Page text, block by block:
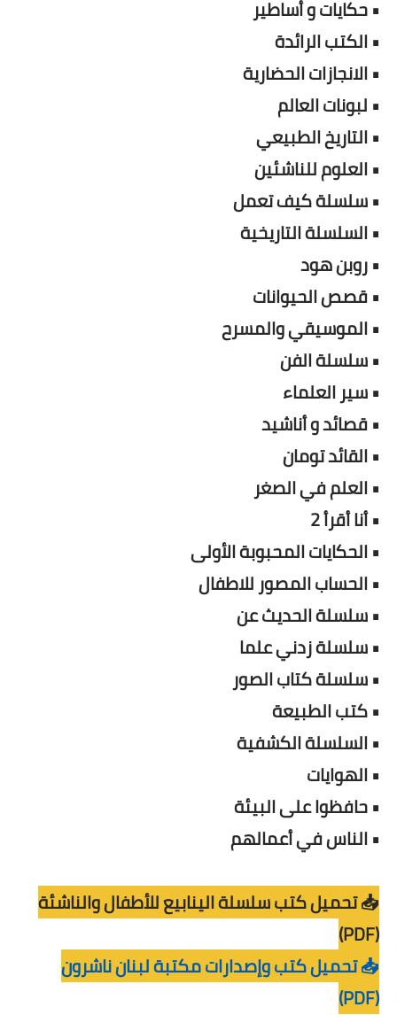
• حكايات و أساطير
• الكتب الرائدة
• الانجازات الحضارية
• لبونات العالم
• التاريخ الطبيعي
• العلوم للناشئين
• سلسلة كيف تعمل
• السلسلة التاريخية
• روبن هود
• قصص الحيوانات
• الموسيقي والمسرح
• سلسلة الفن
• سير العلماء
• قصائد و أناشيد
• القائد تومان
• العلم في الصغر
• أنا أقرأ 2
• الحكايات المحبوبة الأولى
• الحساب المصور للاطفال
• سلسلة الحديث عن
• سلسلة زدني علما
• سلسلة كتاب الصور
• كتب الطبيعة
• السلسلة الكشفية
• الهوايات
• حافظوا على البيئة
• الناس في أعمالهم
📥 تحميل كتب سلسلة الينابيع للأطفال والناشئة
(PDF)
📥 تحميل كتب وإصدارات مكتبة لبنان ناشرون
(PDF)